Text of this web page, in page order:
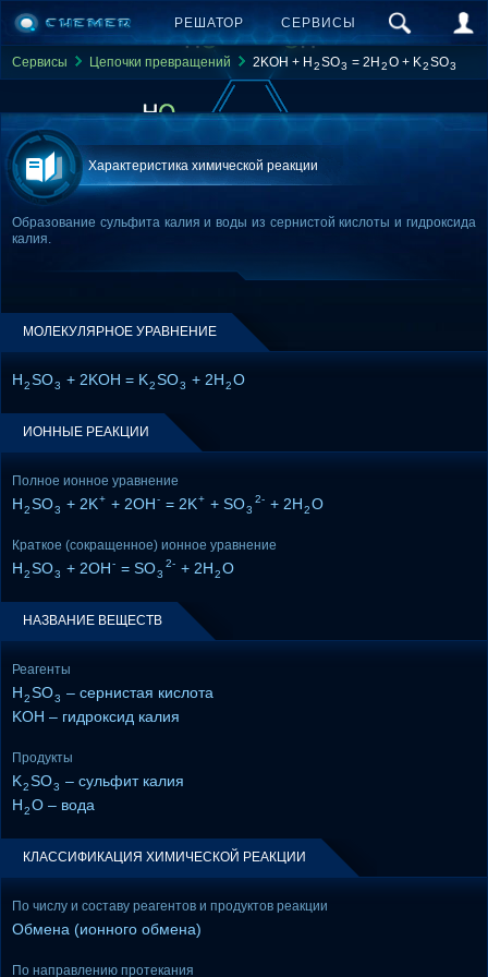
РЕШАТОР СЕРВИСЫ
Сервисы Цепочки превращений 2KOH + H 2SO3 = 2H 2O + K2SO3
Характеристика химической реакции
Образование сульфита калия и воды из сернистой кислоты и гидроксида
калия.
МОЛЕКУЛЯРНОЕ УРАВНЕНИЕ
H2SO3 + 2KOH = K2SO3 + 2H2O
ИОННЫЕ РЕАКЦИИ
Полное ионное уравнение
H2SO3 + 2K+ + 2OH- = 2K+ + SO3
2- + 2H2O
Краткое (сокращенное) ионное уравнение
H2SO3 + 2OH- = SO3
2- + 2H2O
НАЗВАНИЕ ВЕЩЕСТВ
Реагенты
H2SO3 – сернистая кислота
KOH – гидроксид калия
Продукты
K2SO3 – сульфит калия
H2O – вода
КЛАССИФИКАЦИЯ ХИМИЧЕСКОЙ РЕАКЦИИ
По числу и составу реагентов и продуктов реакции
Обмена (ионного обмена)
По направлению протекания